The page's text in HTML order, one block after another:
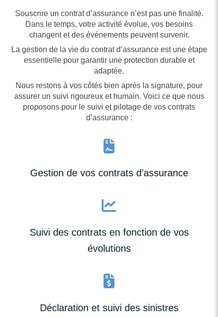
Souscrire un contrat d’assurance n’est pas une finalité.
Dans le temps, votre activité évolue, vos besoins
changent et des événements peuvent survenir.
La gestion de la vie du contrat d’assurance est une étape
essentielle pour garantir une protection durable et
adaptée.
Nous restons à vos côtés bien après la signature, pour
assurer un suivi rigoureux et humain. Voici ce que nous
proposons pour le suivi et pilotage de vos contrats
d’assurance :
Gestion de vos contrats d’assurance
Suivi des contrats en fonction de vos
évolutions
Déclaration et suivi des sinistres